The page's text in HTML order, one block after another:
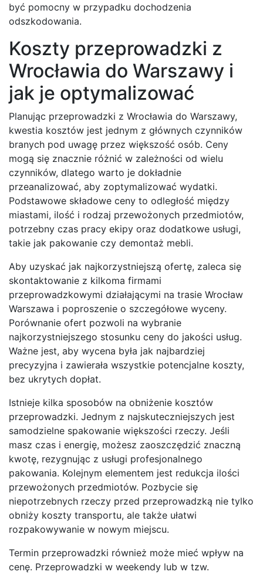
być pomocny w przypadku dochodzenia
odszkodowania.
Koszty przeprowadzki z
Wrocławia do Warszawy i
jak je optymalizować
Planując przeprowadzki z Wrocławia do Warszawy,
kwestia kosztów jest jednym z głównych czynników
branych pod uwagę przez większość osób. Ceny
mogą się znacznie różnić w zależności od wielu
czynników, dlatego warto je dokładnie
przeanalizować, aby zoptymalizować wydatki.
Podstawowe składowe ceny to odległość między
miastami, ilość i rodzaj przewożonych przedmiotów,
potrzebny czas pracy ekipy oraz dodatkowe usługi,
takie jak pakowanie czy demontaż mebli.
Aby uzyskać jak najkorzystniejszą ofertę, zaleca się
skontaktowanie z kilkoma firmami
przeprowadzkowymi działającymi na trasie Wrocław
Warszawa i poproszenie o szczegółowe wyceny.
Porównanie ofert pozwoli na wybranie
najkorzystniejszego stosunku ceny do jakości usług.
Ważne jest, aby wycena była jak najbardziej
precyzyjna i zawierała wszystkie potencjalne koszty,
bez ukrytych dopłat.
Istnieje kilka sposobów na obniżenie kosztów
przeprowadzki. Jednym z najskuteczniejszych jest
samodzielne spakowanie większości rzeczy. Jeśli
masz czas i energię, możesz zaoszczędzić znaczną
kwotę, rezygnując z usługi profesjonalnego
pakowania. Kolejnym elementem jest redukcja ilości
przewożonych przedmiotów. Pozbycie się
niepotrzebnych rzeczy przed przeprowadzką nie tylko
obniży koszty transportu, ale także ułatwi
rozpakowywanie w nowym miejscu.
Termin przeprowadzki również może mieć wpływ na
cenę. Przeprowadzki w weekendy lub w tzw.